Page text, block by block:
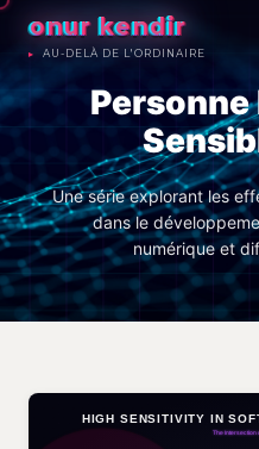
onur kendir
AU-DELÀ DE L'ORDINAIRE
Une série explorant les
dans le
numérique et